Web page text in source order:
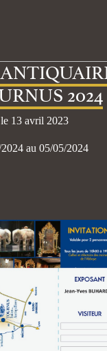
2024
13 avril 2023
au 05/05/2024